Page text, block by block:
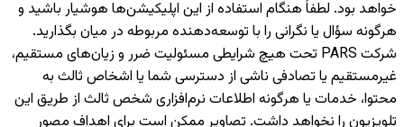
خواهد بود. لطفاً هنگام استفاده از این اپلیکیشن‌ها هوشیار باشید و
هرگونه سؤال یا نگرانی را با توسعه‌دهنده مربوطه در میان بگذارید.
شرکت PARS تحت هیچ شرایطی مسئولیت ضرر و زیان‌های مستقیم،
غیرمستقیم یا تصادفی ناشی از دسترسی شما یا اشخاص ثالث به
محتوا، خدمات یا هرگونه اطلاعات نرم‌افزاری شخص ثالث از طریق این
تلویزیون را نخواهد داشت. تصاویر ممکن است برای اهداف مصور